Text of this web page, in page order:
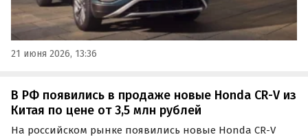
21 июня 2026, 13:36
В РФ появились в продаже новые Honda CR-V из
Китая по цене от 3,5 млн рублей
На российском рынке появились новые Honda CR-V